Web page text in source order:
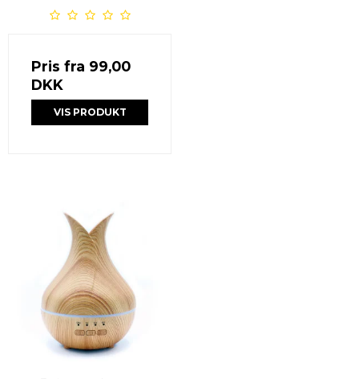
Pris fra 99,00
DKK
VIS PRODUKT